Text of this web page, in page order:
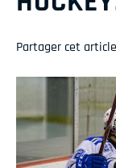
Partager cet